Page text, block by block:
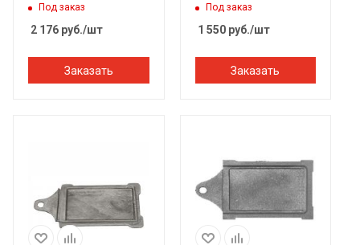
Под заказ
2 176 руб./шт
Заказать
Под заказ
1 550руб./шт
Заказать